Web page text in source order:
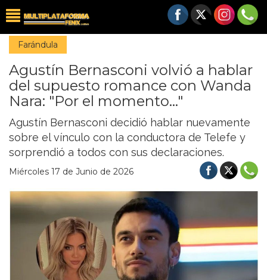
Farándula
Agustín Bernasconi volvió a hablar
del supuesto romance con Wanda
Nara: "Por el momento..."
Agustín Bernasconi decidió hablar nuevamente
sobre el vínculo con la conductora de Telefe y
sorprendió a todos con sus declaraciones.
Miércoles 17 de Junio de 2026